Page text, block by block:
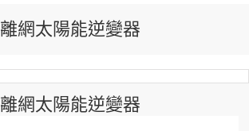
離網太陽能逆變器
離網太陽能逆變器